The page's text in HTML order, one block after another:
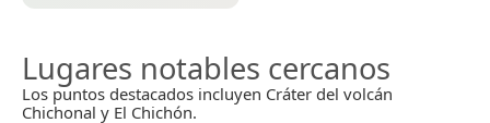
Lugares notables cercanos
Los puntos destacados incluyen Cráter del volcán
Chichonal y El Chichón.